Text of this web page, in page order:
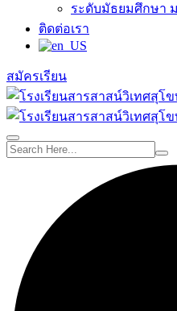
ระดับมัธยมศึกษา
ติดต่อเรา
สมัครเรียน